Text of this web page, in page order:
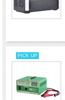
PICK UP